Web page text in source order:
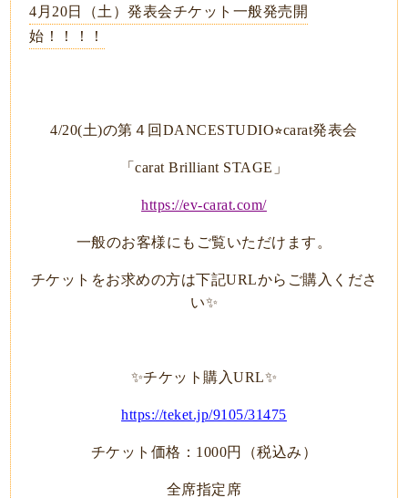
4月20日（土）発表会チケット一般発売開
始！！！！
4/20(土)の第４回DANCESTUDIO⭐︎carat発表会
「carat Brilliant STAGE」
https://ev-carat.com/
一般のお客様にもご覧いただけます。
チケットをお求めの方は下記URLからご購入くださ
い✨
✨チケット購入URL✨
https://teket.jp/9105/31475
チケット価格：1000円（税込み）
全席指定席